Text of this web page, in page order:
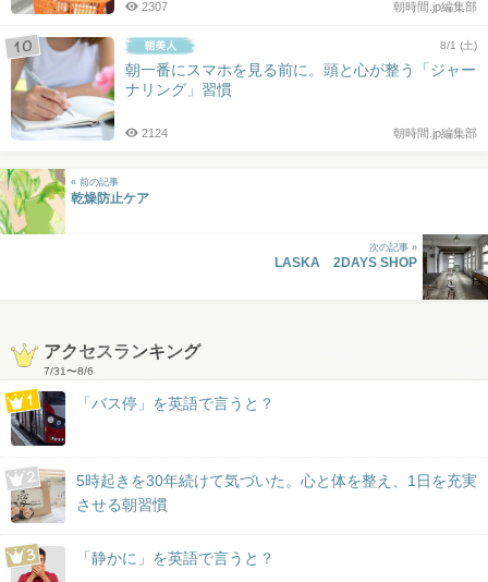
朝時間.jp編集部
2307
8/1 (土)
朝一番にスマホを見る前に。頭と心が整う「ジャー
ナリング」習慣
朝時間.jp編集部
2124
« 前の記事
乾燥防止ケア
次の記事 »
LASKA 2DAYS SHOP
アクセスランキング
7/31〜8/6
「バス停」を英語で言うと？
5時起きを30年続けて気づいた。心と体を整え、1日を充実
させる朝習慣
「静かに」を英語で言うと？